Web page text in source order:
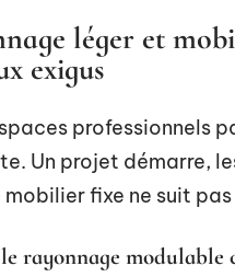
léger et
exigus
professionnels
Un projet démarre,
mobilier fixe ne suit
rayonnage modulable